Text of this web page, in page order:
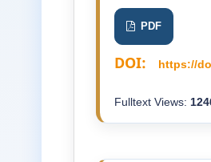
PDF
DOI: https://
Fulltext Views: